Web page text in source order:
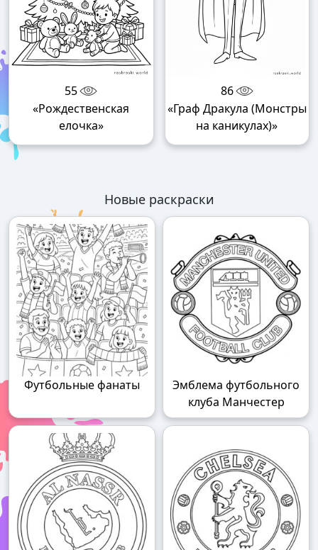
55
«Рождественская
елочка»
86
«Граф Дракула (Монстры
на каникулах)»
Новые раскраски
Футбольные фанаты
Эмблема футбольного
клуба Манчестер